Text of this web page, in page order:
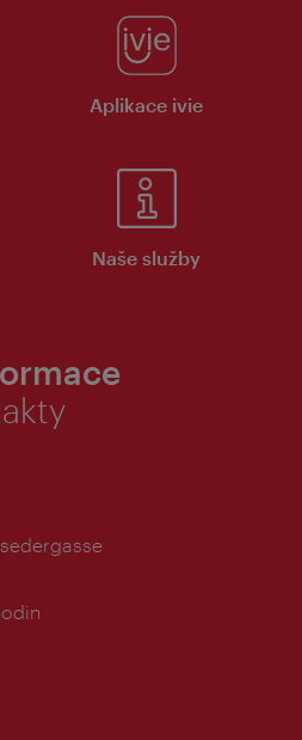
Aplikace ivie
Naše služby